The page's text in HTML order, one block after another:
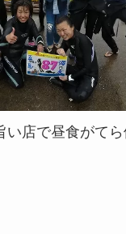
い店で昼食がて